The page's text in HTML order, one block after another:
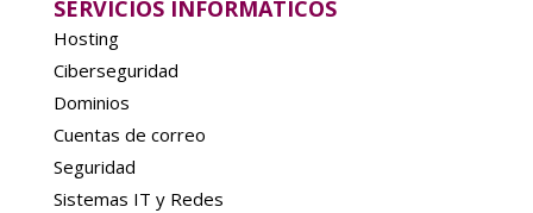
SERVICIOS INFORMÁTICOS
Hosting
Ciberseguridad
Dominios
Cuentas de correo
Seguridad
Sistemas IT y Redes